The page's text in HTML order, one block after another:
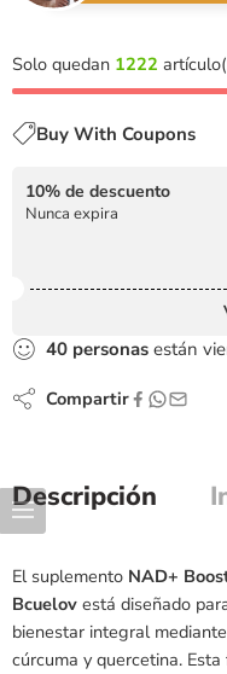
Solo quedan 1222
Buy With Coupons
10% de descuento
Nunca expira
40 personas están
Compartir
Descripción
El suplemento NAD+
Bcuelov está diseñado
bienestar integral
cúrcuma y quercetina.